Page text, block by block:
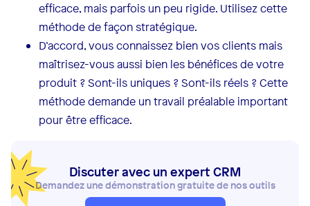
efficace, mais parfois un peu rigide. Utilisez cette
méthode de façon stratégique.
D’accord, vous connaissez bien vos clients mais
maîtrisez-vous aussi bien les bénéfices de votre
produit ? Sont-ils uniques ? Sont-ils réels ? Cette
méthode demande un travail préalable important
pour être efficace.
Discuter avec un expert CRM
Demandez une démonstration gratuite de nos outils